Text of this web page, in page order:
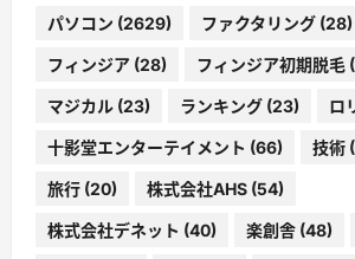
パソコン (2629) ファクタリング (28)
フィンジア (28) フィンジア初期脱毛
マジカル (23) ランキング (23) ロ
十影堂エンターテイメント (66) 技術
旅行 (20) 株式会社AHS (54)
株式会社デネット (40) 楽創舎 (48)